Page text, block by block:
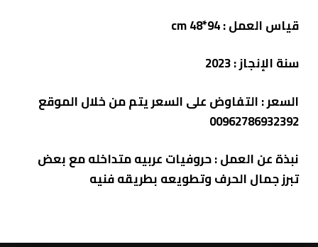
قياس العمل : cm 48*94
سنة الإنجاز : 2023
السعر: التفاوض على السعر يتم من خلال الموقع
00962786932392
نبذة عن العمل : حروفيات عربيه متداخله مع بعض
تبرز جمال الحرف وتطويعه بطريقه فنيه